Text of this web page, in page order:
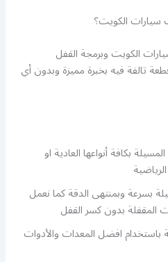
الكويت؟
الكويت وبرمجة القفل
تالفة فيه بخبرة مميزة وبدون أي
بكافة أنواعها العادية او
وبمنتهى الدقة كما نعمل
المقفلة بدون كسر القفل
افضل المعدات والأدوات